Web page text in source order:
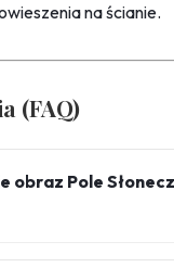
na ścianie.
(FAQ)
Pole